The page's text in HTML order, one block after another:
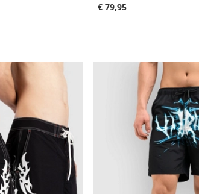
€ 79,95